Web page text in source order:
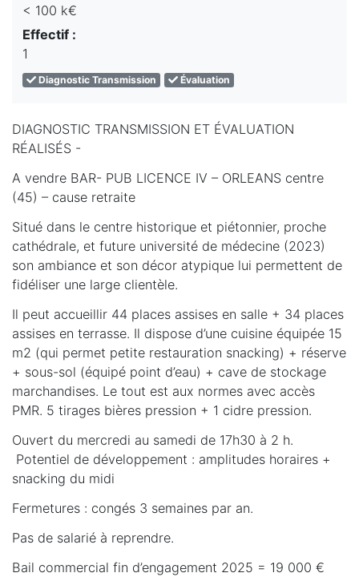
< 100 k€
Effectif :
1
Diagnostic Transmission Évaluation
DIAGNOSTIC TRANSMISSION ET ÉVALUATION
RÉALISÉS -
A vendre BAR- PUB LICENCE IV – ORLEANS centre
(45) – cause retraite
Situé dans le centre historique et piétonnier, proche
cathédrale, et future université de médecine (2023)
son ambiance et son décor atypique lui permettent de
fidéliser une large clientèle.
Il peut accueillir 44 places assises en salle + 34 places
assises en terrasse. Il dispose d’une cuisine équipée 15
m2 (qui permet petite restauration snacking) + réserve
+ sous-sol (équipé point d’eau) + cave de stockage
marchandises. Le tout est aux normes avec accès
PMR. 5 tirages bières pression + 1 cidre pression.
Ouvert du mercredi au samedi de 17h30 à 2 h.
Potentiel de développement : amplitudes horaires +
snacking du midi
Fermetures : congés 3 semaines par an.
Pas de salarié à reprendre.
Bail commercial fin d’engagement 2025 = 19 000 €